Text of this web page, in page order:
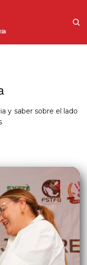
y saber sobre el lado